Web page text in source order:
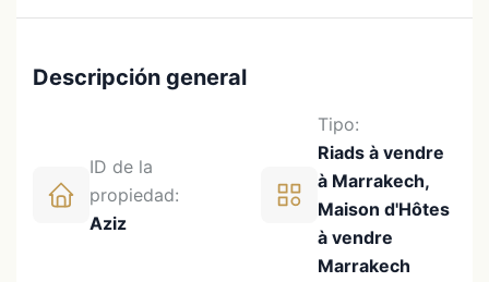
Descripción general
ID de la
propiedad:
Aziz
Tipo:
Riads à vendre
à Marrakech,
Maison d'Hôtes
à vendre
Marrakech